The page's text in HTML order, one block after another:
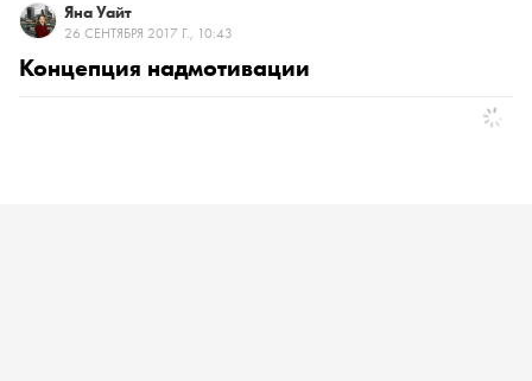
Яна Уайт
26 СЕНТЯБРЯ 2017 Г., 10:43
Концепция надмотивации